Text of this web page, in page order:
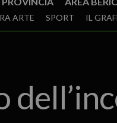
ARTE SPORT IL